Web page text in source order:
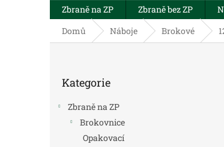
Zbraně na ZP Zbraně bez ZP
Domů
Náboje Brokové
kategorie
Kategorie
Zbraně na ZP
Brokovnice
Opakovací